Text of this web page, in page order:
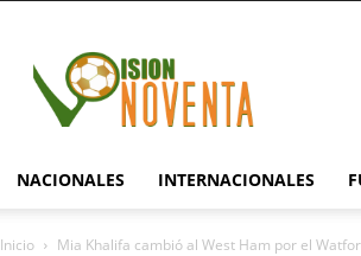
NACIONALES INTERNACIONALES
Inicio Mia Khalifa cambió al West Ham por el